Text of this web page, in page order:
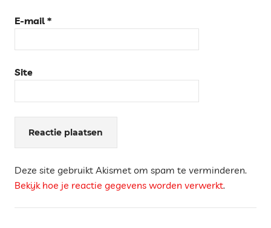
E-mail *
Site
Deze site gebruikt Akismet om spam te verminderen.
Bekijk hoe je reactie gegevens worden verwerkt.